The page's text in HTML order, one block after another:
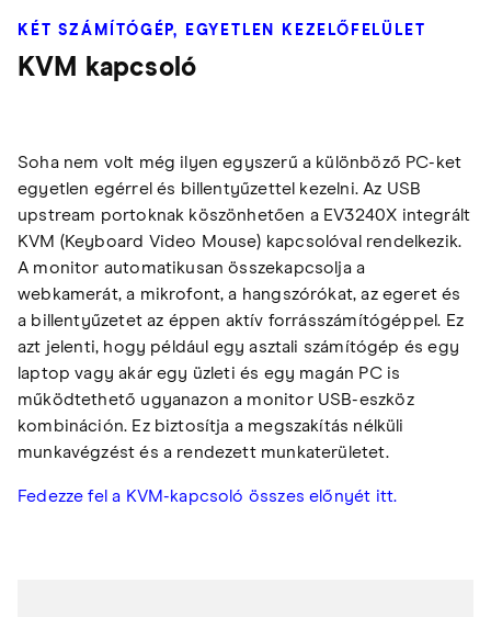
KÉT SZÁMÍTÓGÉP, EGYETLEN KEZELŐFELÜLET
KVM kapcsoló
Soha nem volt még ilyen egyszerű a különböző PC-ket
egyetlen egérrel és billentyűzettel kezelni. Az USB
upstream portoknak köszönhetően a EV3240X integrált
KVM (Keyboard Video Mouse) kapcsolóval rendelkezik.
A monitor automatikusan összekapcsolja a
webkamerát, a mikrofont, a hangszórókat, az egeret és
a billentyűzetet az éppen aktív forrásszámítógéppel. Ez
azt jelenti, hogy például egy asztali számítógép és egy
laptop vagy akár egy üzleti és egy magán PC is
működtethető ugyanazon a monitor USB-eszköz
kombináción. Ez biztosítja a megszakítás nélküli
munkavégzést és a rendezett munkaterületet.
Fedezze fel a KVM-kapcsoló összes előnyét itt.